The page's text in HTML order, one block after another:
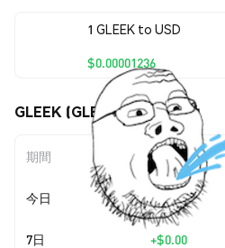
1 GLEEK to USD
$0.00001236
GLEEK (GLEEK) の価格変動
期間 金額変動
今日 --
7日 +$0.00